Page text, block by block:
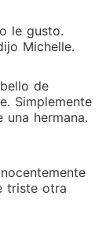
le gusto.
Michelle.
de
Simplemente
hermana.
triste otra